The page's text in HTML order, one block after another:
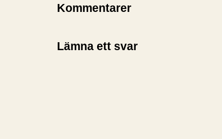
Kommentarer
Lämna ett svar